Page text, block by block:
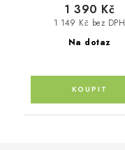
Na dotaz
1 149 Kč bez DPH
1 390 Kč